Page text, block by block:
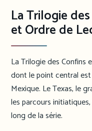
La Trilogie
et Ordre de
La Trilogie des Confins
dont le point central
Mexique. Le Texas, le
les parcours
long de la série.